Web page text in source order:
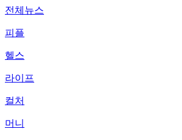
전체뉴스
피플
헬스
라이프
컬처
머니